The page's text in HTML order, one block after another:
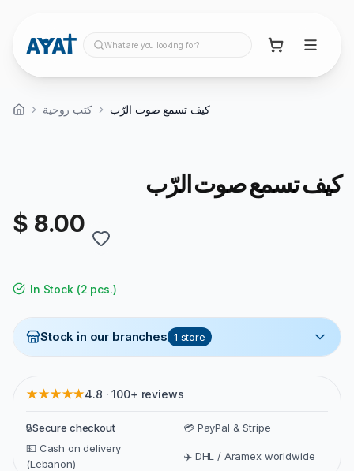
What are you looking for?
كتب روحية كيف تسمع صوت الرّب
كيف تسمع صوت الرّب
$ 8.00
In Stock(2 pcs.)
Stock in our branches 1 store
★★★★★4.8 · 100+ reviews
🔒Secure checkout
💳 PayPal & Stripe
💵 Cash on delivery
(Lebanon)
✈️ DHL / Aramex worldwide